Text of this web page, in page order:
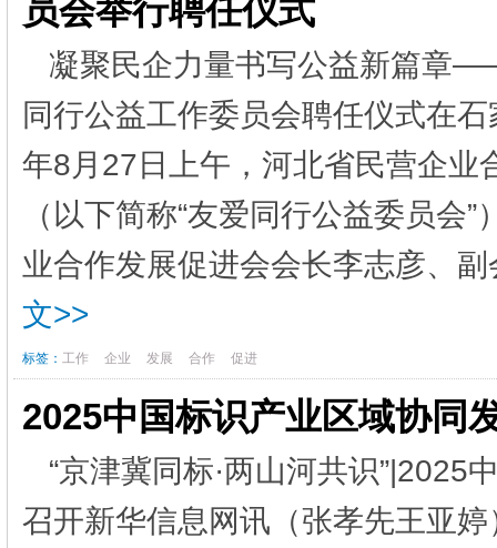
员会举行聘任仪式
凝聚民企力量书写公益新篇章
同行公益工作委员会聘任仪式在
年8月27日上午，河北省民营企业
（以下简称“友爱同行公益委员会
业合作发展促进会会长李志彦、
文>>
标签： 工作 企业 发展 合作 促进
2025中国标识产业区域协同
“京津冀同标·两山河共识”|2025
召开新华信息网讯（张孝先王亚